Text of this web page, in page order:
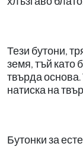
Тези бутони,
земя, тъй като
твърда
натиска на
Бутонки за